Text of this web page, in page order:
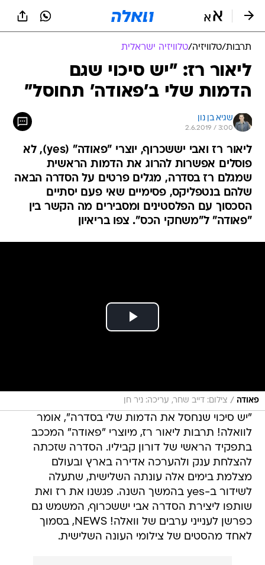
תרבות/טלוויזיה/טלוויזיה ישראלית
ליאור רז: "יש סיכוי שגם
הדמות שלי ב'פאודה' תחוסל"
שגיא בן נון
2.6.2019 / 3:00
ליאור רז ואבי יששכרוף, יוצרי "פאודה" (yes), לא
פוסלים אפשרות להרוג את הדמות הראשית
שמגלם רז בסדרה, מגלים פרטים על הסדרה הבאה
שלהם בנטפליקס, פסימיים שאי פעם יסתיים
הסכסוך עם הפלסטינים ומסבירים מה הקשר בין
"פאודה" ל"משחקי הכס". צפו בריאיון
פאודה / צילום: דייב שחר, עריכה: ניר חן
"יש סיכוי שנחסל את הדמות שלי בסדרה", אומר
לוואלה! תרבות ליאור רז, מיוצרי "פאודה" המככב
בתפקיד הראשי של דורון קביליו. הסדרה שזכתה
להצלחת ענק ולהערכה אדירה בארץ ובעולם
מצלמת בימים אלה עונתה השלישית, שתעלה
לשידור ב-yes בהמשך השנה. פגשנו את רז ואת
שותפו ליצירת הסדרה אבי יששכרוף, המשמש גם
כפרשן לענייני ערבים של וואלה! NEWS, בסמוך
לאחד מהסטים של צילומי העונה השלישית.